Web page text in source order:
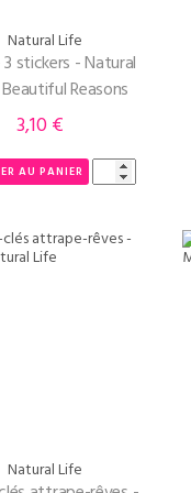
Natural Life
stickers - Natural
Reasons
Prix
3,10 €
AU PANIER
Natural Life